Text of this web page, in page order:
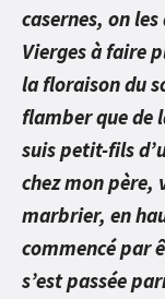
casernes, on
Vierges à faire
la floraison du
flamber que de
suis petit-fils
chez mon père,
marbrier, en
commencé par
s’est passée